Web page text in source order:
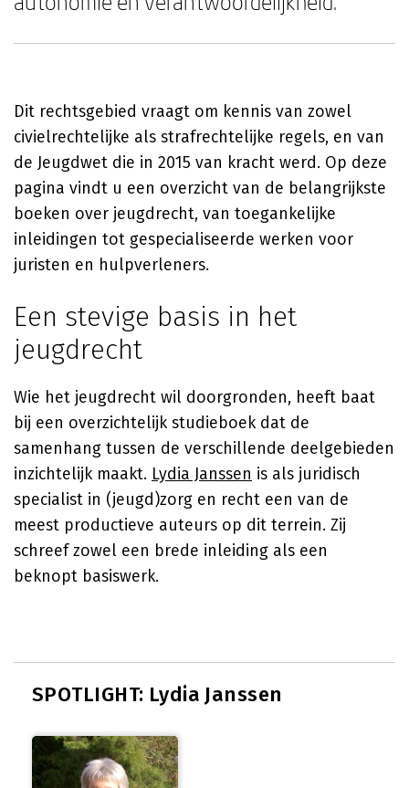
Dit rechtsgebied vraagt om kennis van zowel
civielrechtelijke als strafrechtelijke regels, en van
de Jeugdwet die in 2015 van kracht werd. Op deze
pagina vindt u een overzicht van de belangrijkste
boeken over jeugdrecht, van toegankelijke
inleidingen tot gespecialiseerde werken voor
juristen en hulpverleners.
Een stevige basis in het
jeugdrecht
Wie het jeugdrecht wil doorgronden, heeft baat
bij een overzichtelijk studieboek dat de
samenhang tussen de verschillende deelgebieden
inzichtelijk maakt. Lydia Janssen is als juridisch
specialist in (jeugd)zorg en recht een van de
meest productieve auteurs op dit terrein. Zij
schreef zowel een brede inleiding als een
beknopt basiswerk.
SPOTLIGHT: Lydia Janssen